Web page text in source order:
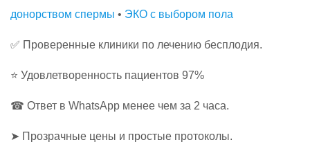
донорством спермы • ЭКО с выбором пола
✅ Проверенные клиники по лечению бесплодия.
⭐ Удовлетворенность пациентов 97%
☎ Ответ в WhatsApp менее чем за 2 часа.
➤ Прозрачные цены и простые протоколы.